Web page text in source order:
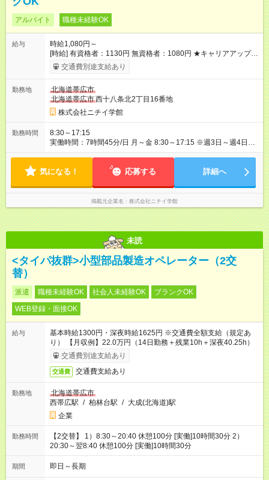
アルバイト 職種未経験OK
給与
時給1,080円～
[時給] 有資格者：1130円 無資格者：1080円 ★キャリアアップ制
度あり 進級により給与がアップします！ 【試用期間】試用期間
あり 試用期間の長さ：3ヶ月 雇用形態、給与は本採用時と同じ
交通費別途支給あり
勤務地
北海道帯広市
北海道帯広市西十八条北2丁目16番地
株式会社ニチイ学館
勤務時間
8:30～17:15
実働時間：7時間45分/日 月～金 8:30～17:15 ※週3日～週4日勤
務 ※日数相談可！前月に次月分シフトを作成します。 ※残業が
気になる！ 応募する 詳細へ
掲載元企業名 株式会社ニチイ学館
未読
<タイパ抜群>小型部品製造オペレーター（2交
替）
派遣 職種未経験OK 社会人未経験OK
ブランクOK
WEB登録・面接OK
給与
基本時給1300円・深夜時給1625円 ※交通費全額支給（規定あ
り） 【月収例】22.0万円（14日勤務＋残業10h＋深夜40.25h）
交通費別途支給あり
交通費 交通費支給あり
勤務地
北海道帯広市
西帯広駅 / 柏林台駅 / 大成(北海道)駅
企業
勤務時間
【2交替】 1）8:30～20:40 休憩100分 [実働]10時間30分 2）
20:30～翌8:40 休憩100分 [実働]10時間30分
期間 即日～長期